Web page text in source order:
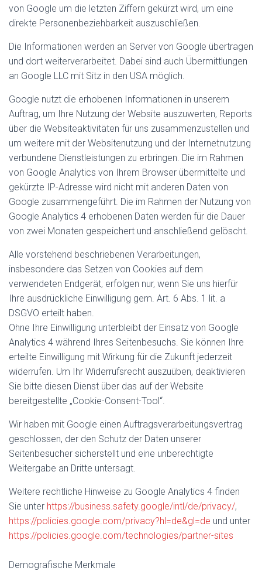
von Google um die letzten Ziffern gekürzt wird, um eine
direkte Personenbeziehbarkeit auszuschließen.
Die Informationen werden an Server von Google übertragen
und dort weiterverarbeitet. Dabei sind auch Übermittlungen
an Google LLC mit Sitz in den USA möglich.
Google nutzt die erhobenen Informationen in unserem
Auftrag, um Ihre Nutzung der Website auszuwerten, Reports
über die Websiteaktivitäten für uns zusammenzustellen und
um weitere mit der Websitenutzung und der Internetnutzung
verbundene Dienstleistungen zu erbringen. Die im Rahmen
von Google Analytics von Ihrem Browser übermittelte und
gekürzte IP-Adresse wird nicht mit anderen Daten von
Google zusammengeführt. Die im Rahmen der Nutzung von
Google Analytics 4 erhobenen Daten werden für die Dauer
von zwei Monaten gespeichert und anschließend gelöscht.
Alle vorstehend beschriebenen Verarbeitungen,
insbesondere das Setzen von Cookies auf dem
verwendeten Endgerät, erfolgen nur, wenn Sie uns hierfür
Ihre ausdrückliche Einwilligung gem. Art. 6 Abs. 1 lit. a
DSGVO erteilt haben.
Ohne Ihre Einwilligung unterbleibt der Einsatz von Google
Analytics 4 während Ihres Seitenbesuchs. Sie können Ihre
erteilte Einwilligung mit Wirkung für die Zukunft jederzeit
widerrufen. Um Ihr Widerrufsrecht auszuüben, deaktivieren
Sie bitte diesen Dienst über das auf der Website
bereitgestellte „Cookie-Consent-Tool“.
Wir haben mit Google einen Auftragsverarbeitungsvertrag
geschlossen, der den Schutz der Daten unserer
Seitenbesucher sicherstellt und eine unberechtigte
Weitergabe an Dritte untersagt.
Weitere rechtliche Hinweise zu Google Analytics 4 finden
Sie unter https://business.safety.google/intl/de/privacy/,
https://policies.google.com/privacy?hl=de&gl=de und unter
https://policies.google.com/technologies/partner-sites
Demografische Merkmale